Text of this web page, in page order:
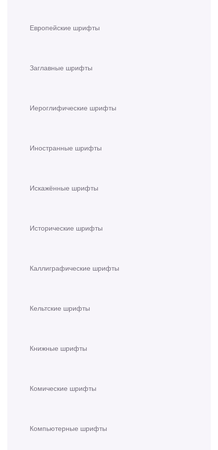
Европейские шрифты
Заглавные шрифты
Иероглифические шрифты
Иностранные шрифты
Искажённые шрифты
Исторические шрифты
Каллиграфические шрифты
Кельтские шрифты
Книжные шрифты
Комические шрифты
Компьютерные шрифты